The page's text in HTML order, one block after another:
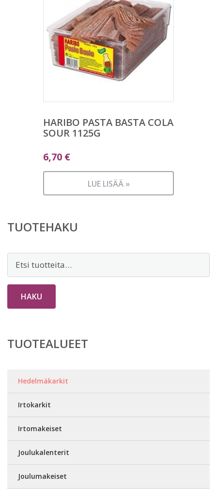
HARIBO PASTA BASTA COLA
SOUR 1125G
6,70 €
LUE LISÄÄ »
TUOTEHAKU
Etsi:
HAKU
TUOTEALUEET
Hedelmäkarkit
Irtokarkit
Irtomakeiset
Joulukalenterit
Joulumakeiset